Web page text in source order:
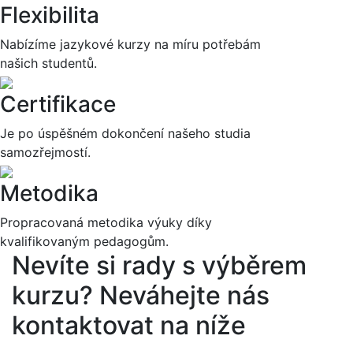
Flexibilita
Nabízíme jazykové kurzy na míru potřebám
našich studentů.
Certifikace
Je po úspěšném dokončení našeho studia
samozřejmostí.
Metodika
Propracovaná metodika výuky díky
kvalifikovaným pedagogům.
Nevíte si rady s výběrem
kurzu? Neváhejte nás
kontaktovat na níže